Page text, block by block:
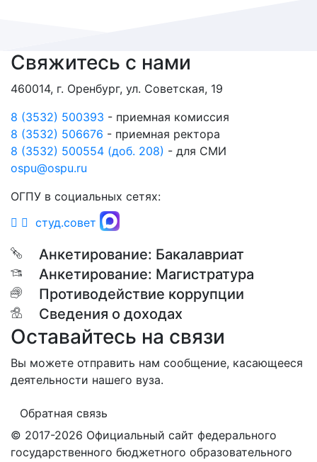
Свяжитесь с нами
460014, г. Оренбург, ул. Советская, 19
8 (3532) 500393 - приемная комиссия
8 (3532) 506676 - приемная ректора
8 (3532) 500554 (доб. 208) - для СМИ
ospu@ospu.ru
ОГПУ в социальных сетях:
студ.совет
Анкетирование: Бакалавриат
Анкетирование: Магистратура
Противодействие коррупции
Сведения о доходах
Оставайтесь на связи
Вы можете отправить нам сообщение, касающееся
деятельности нашего вуза.
Обратная связь
© 2017-2026 Официальный сайт федерального
государственного бюджетного образовательного